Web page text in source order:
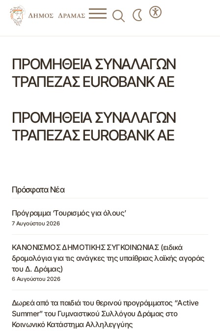
ΠΡΟΜΗΘΕΙΑ ΣΥΝΑΛΑΓΩΝ
ΤΡΑΠΕΖΑΣ ΕUROBANK AE
ΠΡΟΜΗΘΕΙΑ ΣΥΝΑΛΑΓΩΝ
ΤΡΑΠΕΖΑΣ ΕUROBANK AE
Πρόσφατα Νέα
Πρόγραμμα ‘Τουρισμός για όλους’
7 Αυγούστου 2026
ΚΑΝΟΝΙΣΜΟΣ ΔΗΜΟΤΙΚΗΣ ΣΥΓΚΟΙΝΩΝΙΑΣ (ειδικά
δρομολόγια για τις ανάγκες της υπαίθριας λαϊκής αγοράς
του Δ. Δράμας)
6 Αυγούστου 2026
Δωρεά από τα παιδιά του θερινού προγράμματος “Active
Summer” του Γυμναστικού Συλλόγου Δράμας στο
Κοινωνικό Κατάστημα Αλληλεγγύης